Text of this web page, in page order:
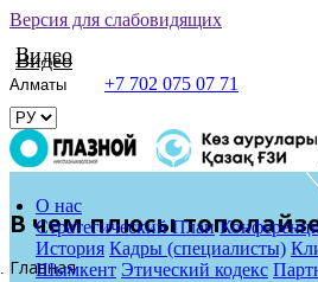
Версия для слабовидящих
Видео
Видео
+7 702 075 07 71
О нас
Стратегический План
История Кадры (специалисты)
Шымкент Этический кодекс
В чем плюсы
Главная